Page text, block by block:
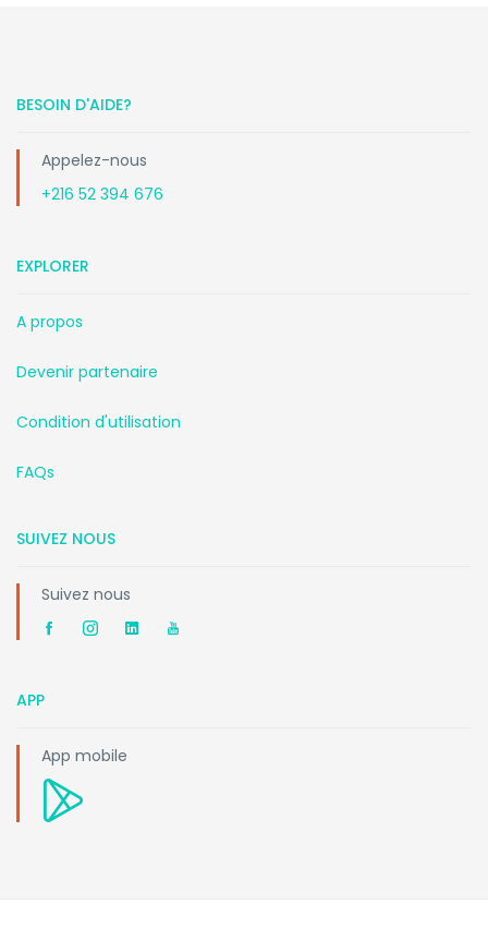
BESOIN D'AIDE?
Appelez-nous
+216 52 394 676
EXPLORER
A propos
Devenir partenaire
Condition d'utilisation
FAQs
SUIVEZ NOUS
Suivez nous
APP
App mobile